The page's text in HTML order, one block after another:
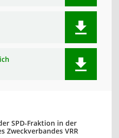
SPD-Fraktion in der
Zweckverbandes VRR